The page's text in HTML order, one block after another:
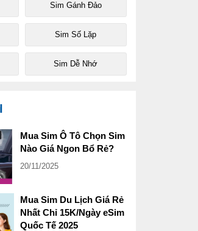
Sim Gánh Đảo
Sim Số Lặp
Sim Dễ Nhớ
Mua Sim Ô Tô Chọn Sim
Nào Giá Ngon Bổ Rẻ?
20/11/2025
Mua Sim Du Lịch Giá Rẻ
Nhất Chỉ 15K/Ngày eSim
Quốc Tế 2025